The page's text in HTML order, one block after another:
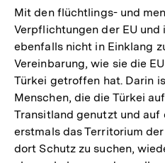
Mit den flüchtlings- und
Verpflichtungen der EU
ebenfalls nicht in Einklang
Vereinbarung, wie sie die
Türkei getroffen hat. Darin
Menschen, die die Türkei
Transitland genutzt und auf
erstmals das Territorium
dort Schutz zu suchen,